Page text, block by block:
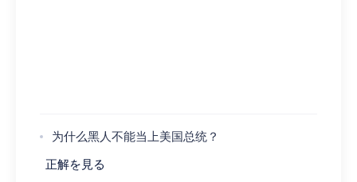
为什么黑人不能当上美国总统？
正解を見る